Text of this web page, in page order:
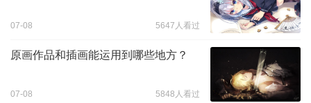
07-08 5647人看过
原画作品和插画能运用到哪些地方？
07-08 5848人看过